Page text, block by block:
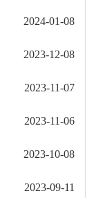
2024-01-08
2023-12-08
2023-11-07
2023-11-06
2023-10-08
2023-09-11